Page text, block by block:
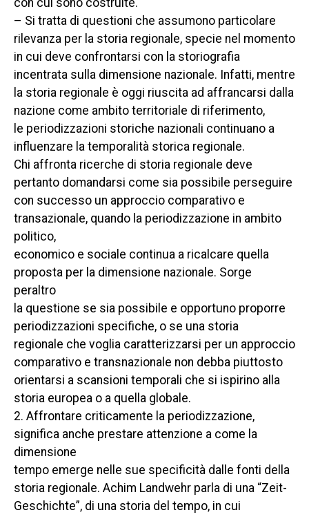
con cui sono costruite.
– Si tratta di questioni che assumono particolare
rilevanza per la storia regionale, specie nel momento
in cui deve confrontarsi con la storiografia
incentrata sulla dimensione nazionale. Infatti, mentre
la storia regionale è oggi riuscita ad affrancarsi dalla
nazione come ambito territoriale di riferimento,
le periodizzazioni storiche nazionali continuano a
influenzare la temporalità storica regionale.
Chi affronta ricerche di storia regionale deve
pertanto domandarsi come sia possibile perseguire
con successo un approccio comparativo e
transazionale, quando la periodizzazione in ambito
politico,
economico e sociale continua a ricalcare quella
proposta per la dimensione nazionale. Sorge
peraltro
la questione se sia possibile e opportuno proporre
periodizzazioni specifiche, o se una storia
regionale che voglia caratterizzarsi per un approccio
comparativo e transnazionale non debba piuttosto
orientarsi a scansioni temporali che si ispirino alla
storia europea o a quella globale.
2. Affrontare criticamente la periodizzazione,
significa anche prestare attenzione a come la
dimensione
tempo emerge nelle sue specificità dalle fonti della
storia regionale. Achim Landwehr parla di una “Zeit-
Geschichte”, di una storia del tempo, in cui